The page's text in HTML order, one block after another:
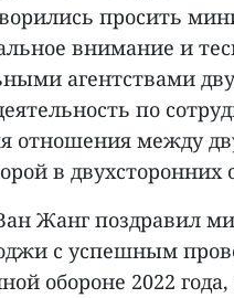
просить
внимание и
агентствами
по
отношения между
в двухсторонних
Жанг поздравил
с успешным
обороне 2022